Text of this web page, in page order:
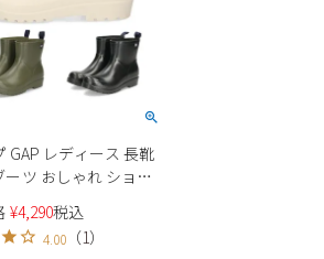
GAP レディース 長靴
ーツ おしゃれ ショー
靴 ショートブー
ニング 雨 通勤 通学
¥4,290税込
4.00 （1）